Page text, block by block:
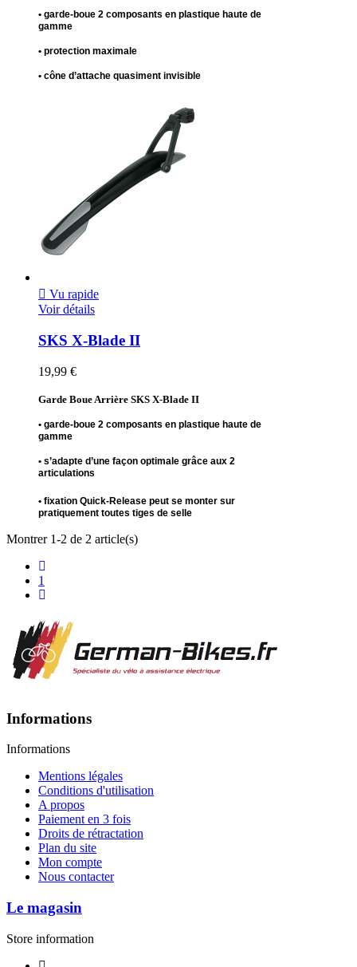
• garde-boue 2 composants en plastique haute de
gamme
• protection maximale
• cône d’attache quasiment invisible
 Vu rapide
Voir détails
SKS X-Blade II
19,99 €
Garde Boue Arrière SKS X-Blade II
• garde-boue 2 composants en plastique haute de
gamme
• s’adapte d’une façon optimale grâce aux 2
articulations
• fixation Quick-Release peut se monter sur
pratiquement toutes tiges de selle
Montrer 1-2 de 2 article(s)
1
Informations
Informations
Mentions légales
Conditions d'utilisation
A propos
Paiement en 3 fois
Droits de rétractation
Plan du site
Mon compte
Nous contacter
Le magasin
Store information